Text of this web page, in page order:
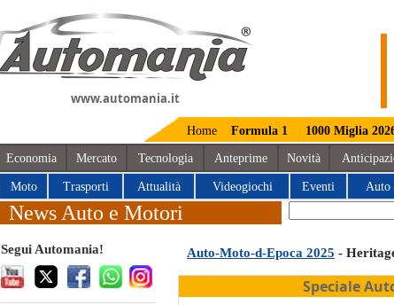
www.automania.it
Home Formula 1 1000 Miglia
Economia Mercato Tecnologia Anteprime Novità
Moto Trasporti Attualità Videogiochi Eventi Auto
News Auto e Motori
Segui Automania! Auto-Moto-d-Epoca 2025 -
Speciale